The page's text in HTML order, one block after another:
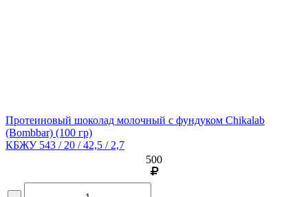
Протеиновый шоколад молочный с фундуком Chikalab
(Bombbar) (100 гр)
КБЖУ 543 / 20 / 42,5 / 2,7
500